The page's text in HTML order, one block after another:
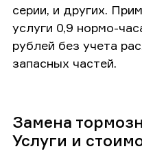
серии, и других.
услуги 0,9 нормо-
рублей без учета
запасных частей.
Замена
Услуги и